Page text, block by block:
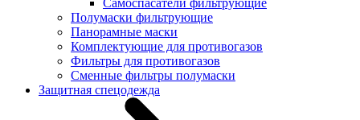
Самоспасатели фильтрующие
Полумаски фильтрующие
Панорамные маски
Комплектующие для противогазов
Фильтры для противогазов
Сменные фильтры полумаски
Защитная спецодежда